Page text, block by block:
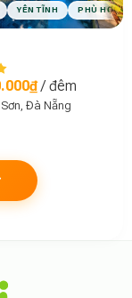
CHILL
YÊN TĨNH PHÙ HỢP
/ đêm
Đà Nẵng
ở, chúng tôi cung